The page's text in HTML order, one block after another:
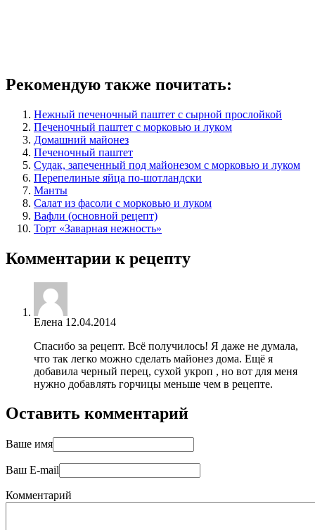
Рекомендую также почитать:
Нежный печеночный паштет с сырной прослойкой
Печеночный паштет с морковью и луком
Домашний майонез
Печеночный паштет
Судак, запеченный под майонезом с морковью и луком
Перепелиные яйца по-шотландски
Манты
Салат из фасоли с морковью и луком
Вафли (основной рецепт)
Торт «Заварная нежность»
Комментарии к рецепту
Елена 12.04.2014
Спасибо за рецепт. Всё получилось! Я даже не думала,
что так легко можно сделать майонез дома. Ещё я
добавила черный перец, сухой укроп , но вот для меня
нужно добавлять горчицы меньше чем в рецепте.
Оставить комментарий
Ваше имя
Ваш E-mail
Комментарий